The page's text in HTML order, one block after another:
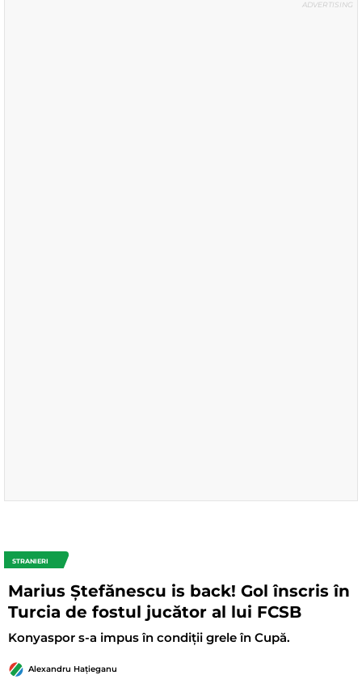
STRANIERI
Marius Ștefănescu is back! Gol înscris în
Turcia de fostul jucător al lui FCSB
Konyaspor s-a impus în condiții grele în Cupă.
Alexandru Hațieganu